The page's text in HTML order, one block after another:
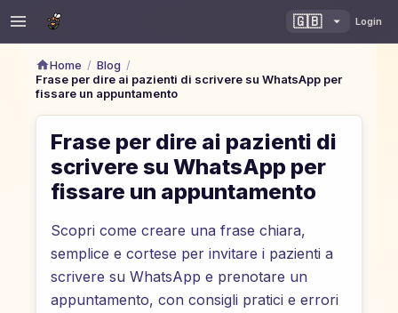
🇬🇧 Login
Home / Blog /
Frase per dire ai pazienti di scrivere su WhatsApp per
fissare un appuntamento
Frase per dire ai pazienti di
scrivere su WhatsApp per
fissare un appuntamento
Scopri come creare una frase chiara,
semplice e cortese per invitare i pazienti a
scrivere su WhatsApp e prenotare un
appuntamento, con consigli pratici e errori